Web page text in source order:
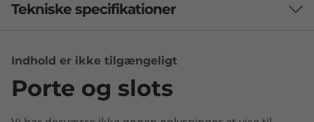
Tekniske specifikationer
Ydeevne
Processor
Indhold er ikke tilgængeligt
Porte og slots